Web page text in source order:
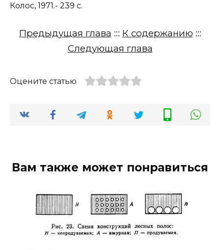
Колос, 1971.- 239 с.
Предыдущая глава ::: К содержанию :::
Следующая глава
Оцените статью
Вам также может понравиться